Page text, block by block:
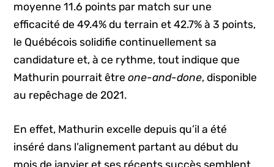
moyenne 11.6 points par match sur une
efficacité de 49.4% du terrain et 42.7% à 3 points,
le Québécois solidifie continuellement sa
candidature et, à ce rythme, tout indique que
Mathurin pourrait êtreone-and-done, disponible
au repêchage de 2021.
En effet, Mathurin excelle depuis qu’il a été
inséré dans l’alignement partant au début du
mois de janvier et ses récents succès semblent